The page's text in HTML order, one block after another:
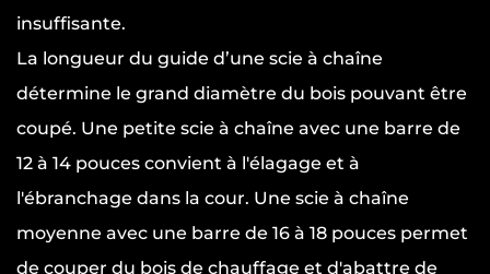
insuffisante.
La longueur du guide d’une scie à chaîne
détermine le grand diamètre du bois pouvant être
coupé. Une petite scie à chaîne avec une barre de
12 à 14 pouces convient à l'élagage et à
l'ébranchage dans la cour. Une scie à chaîne
moyenne avec une barre de 16 à 18 pouces permet
de couper du bois de chauffage et d'abattre de